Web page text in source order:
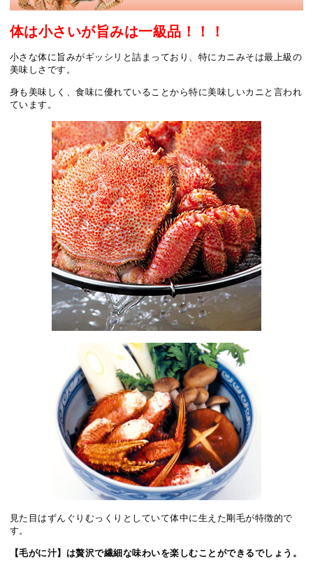
体は小さいが旨みは一級品！！！
小さな体に旨みがギッシリと詰まっており、特にカニみそは最上級の
美味しさです。
身も美味しく、食味に優れていることから特に美味しいカニと言われ
ています。
見た目はずんぐりむっくりとしていて体中に生えた剛毛が特徴的で
す。
【毛がに汁】は贅沢で繊細な味わいを楽しむことができるでしょう。